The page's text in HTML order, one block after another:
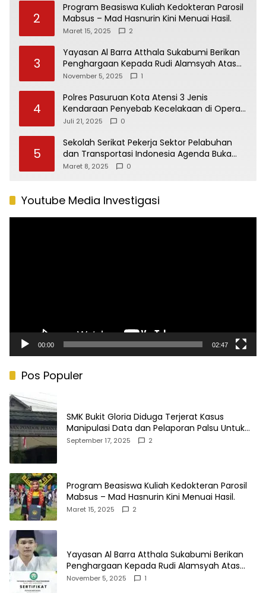
2
Program Beasiswa Kuliah Kedokteran Parosil
Mabsus – Mad Hasnurin Kini Menuai Hasil.
Maret 15, 2025 2
3
Yayasan Al Barra Atthala Sukabumi Berikan
Penghargaan Kepada Rudi Alamsyah Atas
Kontribusi Sosial dan Kemasyarakatan
November 5, 2025 1
4
Polres Pasuruan Kota Atensi 3 Jenis
Kendaraan Penyebab Kecelakaan di Operasi
Patuh Semeru 2025
Juli 21, 2025 0
5
Sekolah Serikat Pekerja Sektor Pelabuhan
dan Transportasi Indonesia Agenda Buka
Puasa Bersama
Maret 8, 2025 0
Youtube Media Investigasi
00:00 02:47
Pos Populer
SMK Bukit Gloria Diduga Terjerat Kasus
Manipulasi Data dan Pelaporan Palsu Untuk
Mendapatkan Dana Bos
September 17, 2025 2
Program Beasiswa Kuliah Kedokteran Parosil
Mabsus – Mad Hasnurin Kini Menuai Hasil.
Maret 15, 2025 2
Yayasan Al Barra Atthala Sukabumi Berikan
Penghargaan Kepada Rudi Alamsyah Atas
Kontribusi Sosial dan Kemasyarakatan
November 5, 2025 1